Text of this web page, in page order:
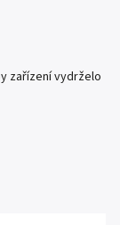
zařízení vydrželo